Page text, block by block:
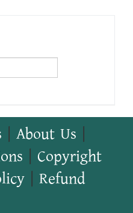
About Us
Copyright
Refund